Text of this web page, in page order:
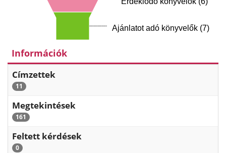
Ajánlatot adó könyvelők (7)
Információk
Címzettek
11
Megtekintések
161
Feltett kérdések
0